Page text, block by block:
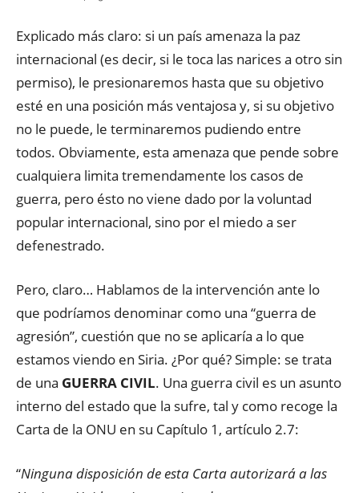
Explicado más claro: si un país amenaza la paz
internacional (es decir, si le toca las narices a otro sin
permiso), le presionaremos hasta que su objetivo
esté en una posición más ventajosa y, si su objetivo
no le puede, le terminaremos pudiendo entre
todos. Obviamente, esta amenaza que pende sobre
cualquiera limita tremendamente los casos de
guerra, pero ésto no viene dado por la voluntad
popular internacional, sino por el miedo a ser
defenestrado.
Pero, claro… Hablamos de la intervención ante lo
que podríamos denominar como una “guerra de
agresión”, cuestión que no se aplicaría a lo que
estamos viendo en Siria. ¿Por qué? Simple: se trata
de una GUERRA CIVIL. Una guerra civil es un asunto
interno del estado que la sufre, tal y como recoge la
Carta de la ONU en su Capítulo 1, artículo 2.7:
“Ninguna disposición de esta Carta autorizará a las